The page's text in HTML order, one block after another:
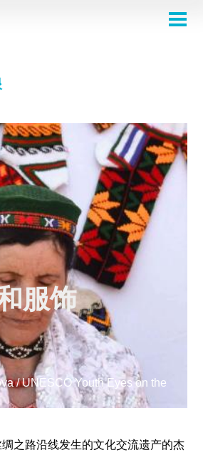
参赛规则
常见问题
丝绸之路一览
往届比赛
年评选委员会
2023年评选委员会
年评选委员会
年评选委员会
2020年评选委员会
年评选委员会
8th Edition
Theme 7th Edition
2024大赛主题
第五届比赛主题
第四届比赛主题
第三届比赛主题
第二届比赛主题
第一届比赛主题
画廊
比赛影集
灵感之源照片展
2024获奖者
2023获奖者
2022获奖作品
2021获奖作品
2020获奖作品
2018获奖作品
2025年获奖者
Français
العربية
中文 فارسی
Español
Korean
Supported by
参赛入口
服饰
/ UNESCO Youth Eyes on the
之路沿线发生的文化交流遗产的杰